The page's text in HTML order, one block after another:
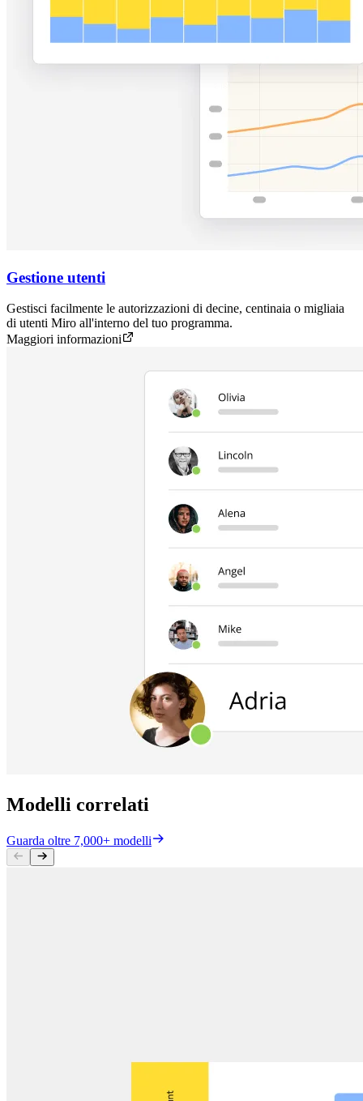
Gestione utenti
Gestisci facilmente le autorizzazioni di decine, centinaia o migliaia
di utenti Miro all'interno del tuo programma.
Maggiori informazioni
Modelli correlati
Guarda oltre 7,000+ modelli